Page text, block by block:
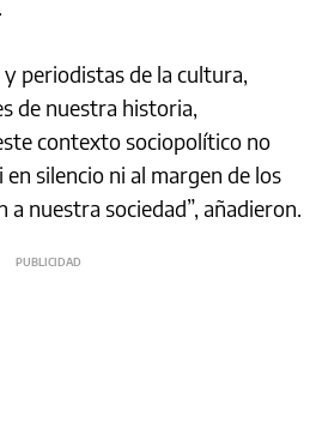
periodistas de la cultura,
de nuestra historia,
contexto sociopolítico no
silencio ni al margen de los
nuestra sociedad”, añadieron.